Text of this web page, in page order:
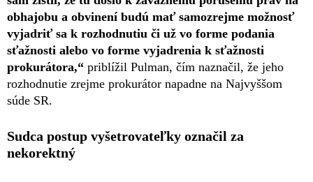
obhajobu a obvinení budú mať samozrejme možnosť
vyjadriť sa k rozhodnutiu či už vo forme podania
sťažnosti alebo vo forme vyjadrenia k sťažnosti
prokurátora,“ priblížil Pulman, čím naznačil, že jeho
rozhodnutie zrejme prokurátor napadne na Najvyššom
súde SR.
Sudca postup vyšetrovateľky označil za
nekorektný